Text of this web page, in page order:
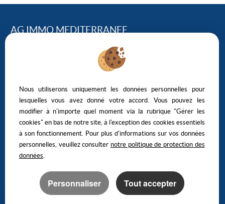
AG IMMO MEDITERRANEE
124, Avenue Georges Clemenceau – 34500 BEZIERS
Mentions Légales Politique de protection des données
Gérer les cookies
Nous utiliserons uniquement les données personnelles pour
lesquelles vous avez donné votre accord. Vous pouvez les
modifier à n'importe quel moment via la rubrique "Gérer les
cookies" en bas de notre site, à l'exception des cookies essentiels
à son fonctionnement. Pour plus d'informations sur vos données
personnelles, veuillez consulter notre politique de protection des
données.
Personnaliser Tout accepter